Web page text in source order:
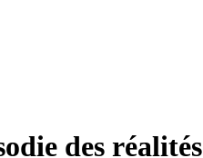
des réalités